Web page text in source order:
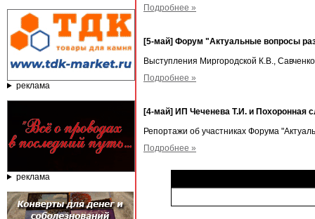
реклама
реклама
Подробнее »
[5-май] Форум "Актуальные вопросы
Выступления Миргородской К.В.,
Подробнее »
[4-май] ИП Чеченева Т.И. и Похоронная
Репортажи об участниках Форума
Подробнее »